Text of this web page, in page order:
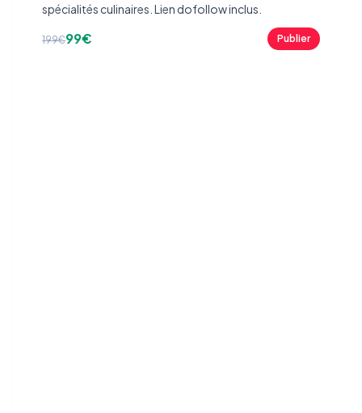
spécialités culinaires. Lien dofollow inclus.
199€99€ Publier